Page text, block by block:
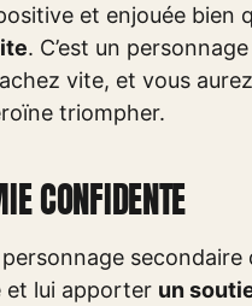
et enjouée bien
. C’est un
vite, et vous
triompher.
CONFIDENTE
personnage secondaire
et lui apporter un